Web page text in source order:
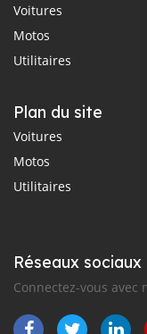
Voitures
Motos
Utilitaires
Plan du site
Voitures
Motos
Utilitaires
Réseaux
Connectez-vous avec